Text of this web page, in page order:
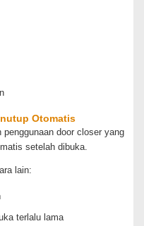
Otomatis
door closer yang
setelah dibuka.
lain:
terlalu lama